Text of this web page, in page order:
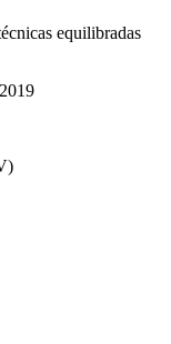
equilibradas